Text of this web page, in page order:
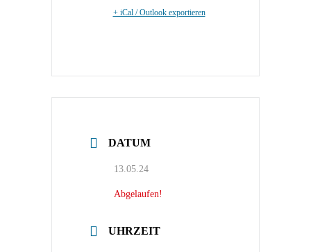
+ iCal / Outlook exportieren
DATUM
13.05.24
Abgelaufen!
UHRZEIT